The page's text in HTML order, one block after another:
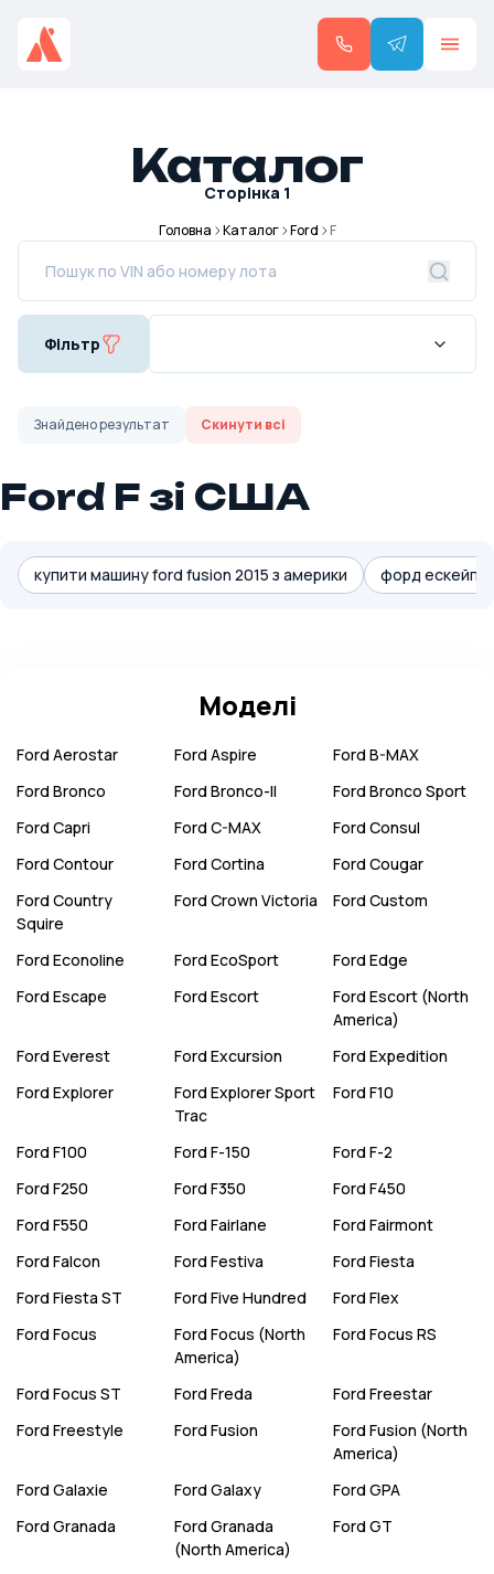
Каталог
Сторінка 1
Головна Каталог Ford F
Фільтр
Знайденорезультат Скинути всі
Ford F зі США
купити машину ford fusion 2015 з америки форд ескейп
Моделі
Ford Aerostar Ford Aspire Ford B-MAX
Ford Bronco Ford Bronco-II Ford Bronco Sport
Ford Capri Ford C-MAX Ford Consul
Ford Contour Ford Cortina Ford Cougar
Ford Country
Squire
Ford Crown Victoria Ford Custom
Ford Econoline Ford EcoSport Ford Edge
Ford Escape Ford Escort Ford Escort (North
America)
Ford Everest Ford Excursion Ford Expedition
Ford Explorer Ford Explorer Sport
Trac
Ford F10
Ford F100 Ford F-150 Ford F-2
Ford F250 Ford F350 Ford F450
Ford F550 Ford Fairlane Ford Fairmont
Ford Falcon Ford Festiva Ford Fiesta
Ford Fiesta ST Ford Five Hundred Ford Flex
Ford Focus Ford Focus (North
America)
Ford Focus RS
Ford Focus ST Ford Freda Ford Freestar
Ford Freestyle Ford Fusion Ford Fusion (North
America)
Ford Galaxie Ford Galaxy Ford GPA
Ford Granada Ford Granada
(North America)
Ford GT